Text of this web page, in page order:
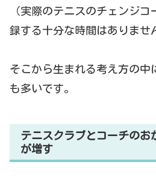
（実際のテニスのチェンジ
録する十分な時間はありませ
そこから生まれる考え方の中
も多いです。
テニスクラブとコーチのお
が増す